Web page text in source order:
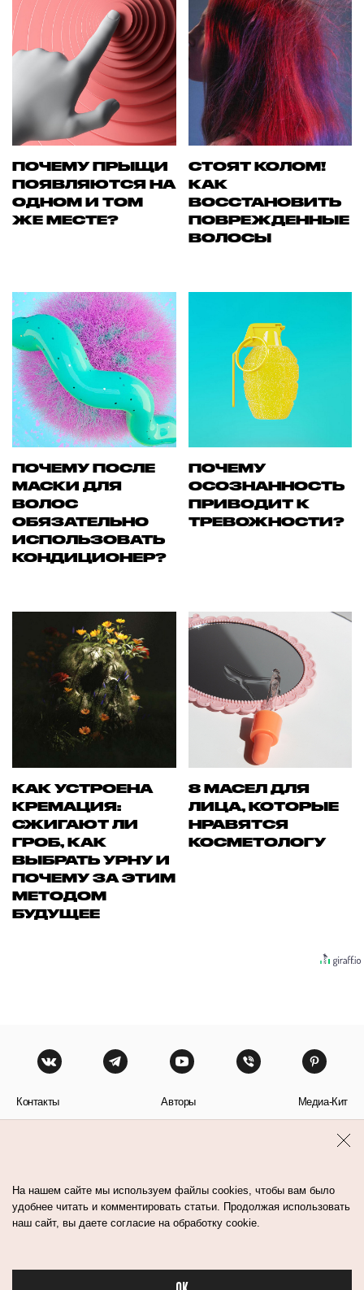
ПОЧЕМУ ПРЫЩИ
ПОЯВЛЯЮТСЯ НА
ОДНОМ И ТОМ
ЖЕ МЕСТЕ?
СТОЯТ КОЛОМ!
КАК
ВОССТАНОВИТЬ
ПОВРЕЖДЕННЫЕ
ВОЛОСЫ
ПОЧЕМУ ПОСЛЕ
МАСКИ ДЛЯ
ВОЛОС
ОБЯЗАТЕЛЬНО
ИСПОЛЬЗОВАТЬ
КОНДИЦИОНЕР?
ПОЧЕМУ
ОСОЗНАННОСТЬ
ПРИВОДИТ К
ТРЕВОЖНОСТИ?
КАК УСТРОЕНА
КРЕМАЦИЯ:
СЖИГАЮТ ЛИ
ГРОБ, КАК
ВЫБРАТЬ УРНУ И
ПОЧЕМУ ЗА ЭТИМ
МЕТОДОМ
БУДУЩЕЕ
8 МАСЕЛ ДЛЯ
ЛИЦА, КОТОРЫЕ
НРАВЯТСЯ
КОСМЕТОЛОГУ
Контакты Авторы Медиа-Кит
На нашем сайте мы используем файлы cookies, чтобы вам было
удобнее читать и комментировать статьи. Продолжая использовать
наш сайт, вы даете согласие на обработку cookie.